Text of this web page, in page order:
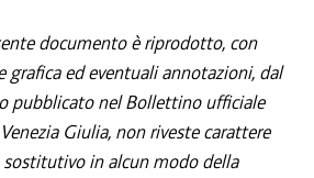
documento è riprodotto, con
grafica ed eventuali annotazioni, dal
pubblicato nel Bollettino ufficiale
Giulia, non riveste carattere
in alcun modo della